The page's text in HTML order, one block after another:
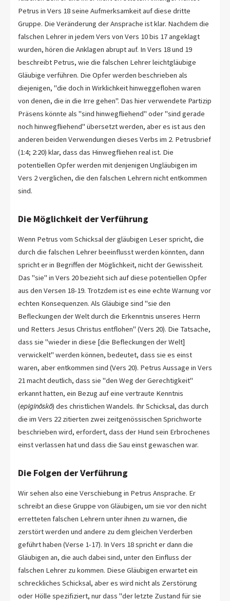
Petrus in Vers 18 seine Aufmerksamkeit auf diese dritte
Gruppe. Die Veränderung der Ansprache ist klar. Nachdem die
falschen Lehrer in jedem Vers von Vers 10 bis 17 angeklagt
wurden, hören die Anklagen abrupt auf. In Vers 18 und 19
beschreibt Petrus, wie die falschen Lehrer leichtgläubige
Gläubige verführen. Die Opfer werden beschrieben als
diejenigen, "die doch in Wirklichkeit hinweggeflohen waren
von denen, die in die Irre gehen". Das hier verwendete Partizip
Präsens könnte als "sind hinwegfliehend" oder "sind gerade
noch hinwegfliehend" übersetzt werden, aber es ist aus den
anderen beiden Verwendungen dieses Verbs im 2. Petrusbrief
(1:4; 2:20) klar, dass das Hinwegfliehen real ist. Die
potentiellen Opfer werden mit denjenigen Ungläubigen im
Vers 2 verglichen, die den falschen Lehrern nicht entkommen
sind.
Die Möglichkeit der Verführung
Wenn Petrus vom Schicksal der gläubigen Leser spricht, die
durch die falschen Lehrer beeinflusst werden könnten, dann
spricht er in Begriffen der Möglichkeit, nicht der Gewissheit.
Das "sie" in Vers 20 bezieht sich auf diese potentiellen Opfer
aus den Versen 18-19. Trotzdem ist es eine echte Warnung vor
echten Konsequenzen. Als Gläubige sind "sie den
Befleckungen der Welt durch die Erkenntnis unseres Herrn
und Retters Jesus Christus entflohen" (Vers 20). Die Tatsache,
dass sie "wieder in diese [die Befleckungen der Welt]
verwickelt" werden können, bedeutet, dass sie es einst
waren, aber entkommen sind (Vers 20). Petrus Aussage in Vers
21 macht deutlich, dass sie "den Weg der Gerechtigkeit"
erkannt hatten, ein Bezug auf eine vertraute Kenntnis
(epiginōskō) des christlichen Wandels. Ihr Schicksal, das durch
die im Vers 22 zitierten zwei zeitgenössischen Sprichworte
beschrieben wird, erfordert, dass der Hund sein Erbrochenes
einst verlassen hat und dass die Sau einst gewaschen war.
Die Folgen der Verführung
Wir sehen also eine Verschiebung in Petrus Ansprache. Er
schreibt an diese Gruppe von Gläubigen, um sie vor den nicht
erretteten falschen Lehrern unter ihnen zu warnen, die
zerstört werden und andere zu dem gleichen Verderben
geführt haben (Verse 1-17). In Vers 18 spricht er dann die
Gläubigen an, die auch dabei sind, unter den Einfluss der
falschen Lehrer zu kommen. Diese Gläubigen erwartet ein
schreckliches Schicksal, aber es wird nicht als Zerstörung
oder Hölle spezifiziert, nur dass "der letzte Zustand für sie